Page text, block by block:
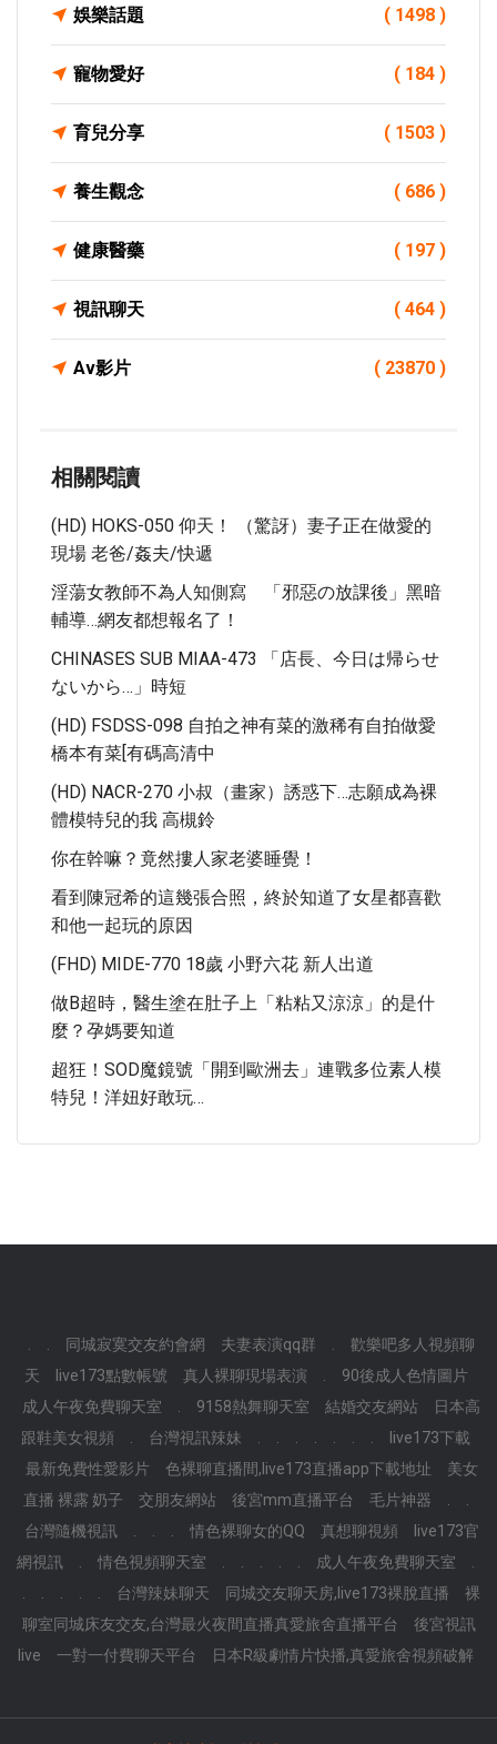
娛樂話題 ( 1498 )
寵物愛好 ( 184 )
育兒分享 ( 1503 )
養生觀念 ( 686 )
健康醫藥 ( 197 )
視訊聊天 ( 464 )
Av影片 ( 23870 )
相關閱讀
(HD) HOKS-050 仰天！ （驚訝）妻子正在做愛的
現場 老爸/姦夫/快遞
淫蕩女教師不為人知側寫 「邪惡の放課後」黑暗
輔導…網友都想報名了！
CHINASES SUB MIAA-473 「店長、今日は帰らせ
ないから…」時短
(HD) FSDSS-098 自拍之神有菜的激稀有自拍做愛
橋本有菜[有碼高清中
(HD) NACR-270 小叔（畫家）誘惑下…志願成為裸
體模特兒的我 高槻鈴
你在幹嘛？竟然摟人家老婆睡覺！
看到陳冠希的這幾張合照，終於知道了女星都喜歡
和他一起玩的原因
(FHD) MIDE-770 18歲 小野六花 新人出道
做B超時，醫生塗在肚子上「粘粘又涼涼」的是什
麼？孕媽要知道
超狂！SOD魔鏡號「開到歐洲去」連戰多位素人模
特兒！洋妞好敢玩…
同城寂寞交友約會網 夫妻表演qq群
歡樂吧多人視頻聊
天
live173點數帳號 真人裸聊現場表演
90後成人色情圖片
成人午夜免費聊天室
9158熱舞聊天室 結婚交友網站
日本高
跟鞋美女視頻
台灣視訊辣妹
live173下載
最新免費性愛影片
色裸聊直播間,live173直播app下載地址
美女
直播 裸露 奶子
交朋友網站 後宮mm直播平台 毛片神器
台灣隨機視訊
情色裸聊女的QQ 真想聊視頻
live173官
網視訊
情色視頻聊天室 成人午夜免費聊天室
台灣辣妹聊天 同城交友聊天房,live173裸脫直播
裸
聊室同城床友交友,台灣最火夜間直播真愛旅舍直播平台
後宮視訊
live
一對一付費聊天平台 日本R級劇情片快播,真愛旅舍視頻破解